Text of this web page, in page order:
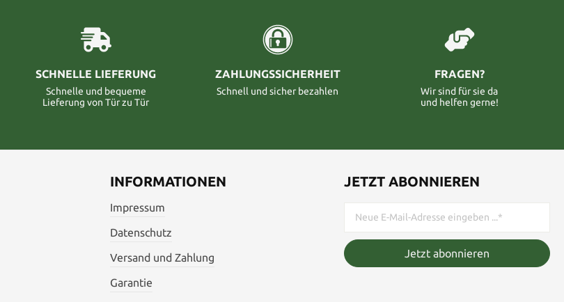
SCHNELLE LIEFERUNG
Schnelle und bequeme
Lieferung von Tür zu Tür
ZAHLUNGSSICHERHEIT
Schnell und sicher bezahlen
FRAGEN?
Wir sind für sie da
und helfen gerne!
INFORMATIONEN
Impressum
Datenschutz
Versand und Zahlung
Garantie
JETZT ABONNIEREN
Jetzt abonnieren